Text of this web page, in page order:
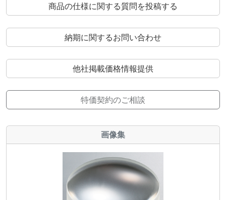
商品の仕様に関する質問を投稿する
納期に関するお問い合わせ
他社掲載価格情報提供
特価契約のご相談
画像集